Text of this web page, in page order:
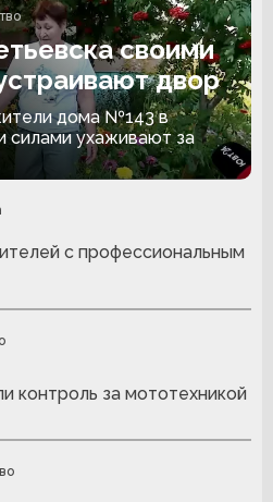
своими
двор
дома №143 в
силами ухаживают за
с профессиональным
контроль за мототехникой